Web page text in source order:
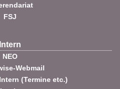
FSJ
Intern
NEO
Webmail
(Termine etc.)